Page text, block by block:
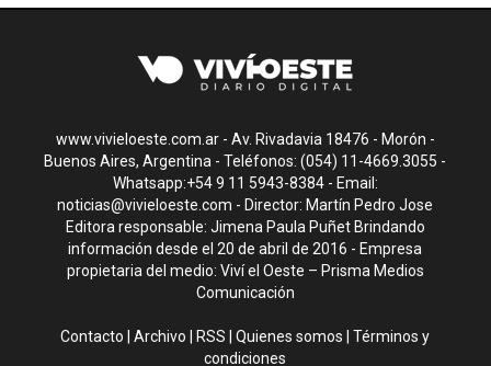
www.vivieloeste.com.ar - Av. Rivadavia 18476 - Morón -
Buenos Aires, Argentina - Teléfonos: (054) 11-4669.3055 -
Whatsapp:+54 9 11 5943-8384 - Email:
noticias@vivieloeste.com - Director: Martín Pedro Jose
Editora responsable: Jimena Paula Puñet Brindando
información desde el 20 de abril de 2016 - Empresa
propietaria del medio: Viví el Oeste – Prisma Medios
Comunicación
Contacto |Archivo RSS |Quienes somos |Términos y
condiciones